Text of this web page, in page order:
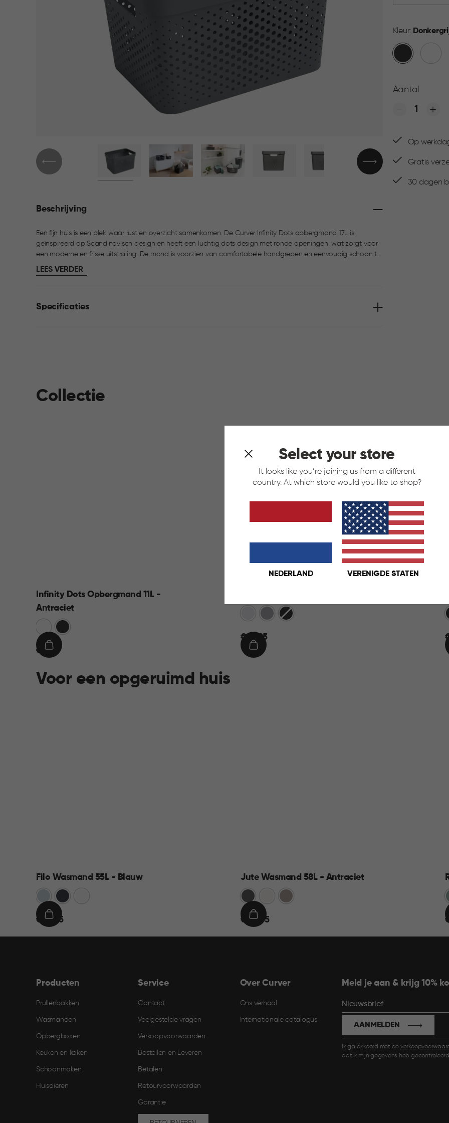
Select your store
It looks like you’re joining us from a different
country. At which store would you like to shop?
NEDERLAND VERENIGDE STATEN
Kleur:
Donkergrijs
Aantal
Quantity:
Op
Gratis
30 dagen
▶
Beschrijving
Een fijn huis is een plek waar rust en overzicht samenkomen. De Curver Infinity Dots opbergmand 17L is
geïnspireerd op Scandinavisch design en heeft een luchtig dots design met ronde openingen, wat zorgt voor
een moderne en frisse uitstraling. De mand is voorzien van comfortabele handgrepen en eenvoudig schoon te
maken. Dankzij het stapelbare ontwerp is hij praktisch in gebruik, met een deksel apart verkrijgbaar. Ideaal
voor de woonkamer, slaapkamer of speelkamer.
LEES VERDER
Specificaties
Collectie
Infinity Dots Opbergmand 11L -
Antraciet
Donkergrijs
€€ 8,95
IN
Licht
Donkergrijs
€
39,95
€ 39,95
IN
€
Voor een opgeruimd huis
Filo Wasmand 55L - Blauw
BlauwAntraciet
€€ 21,95
IN
Jute Wasmand 58L - Antraciet
Antraciet Taupe
€€ 22,95
IN
€
Producten
Prullenbakken
Wasmanden
Opbergboxen
Keuken en koken
Schoonmaken
Huisdieren
Service
Contact
Veelgestelde vragen
Verkoopvoorwaarden
Bestellen en Leveren​
Betalen
Retourvoorwaarden
Garantie
Over Curver
Ons verhaal
Internationale catalogus
Meld je aan & krijg 10%
Nieuwsbrief
Ik ga akkoord met de
dat ik mijn gegevens heb
AANMELDEN